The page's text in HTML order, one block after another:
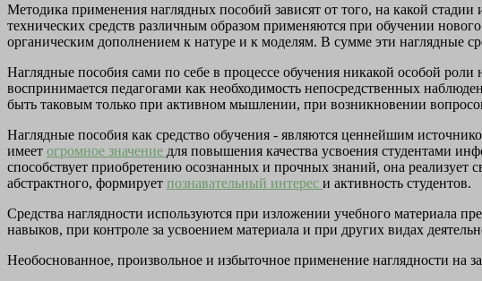
Методика применения наглядных пособий зависят от того, на какой
технических средств различным образом применяются при обучении
органическим дополнением к натуре и к моделям. В сумме эти наглядные
Наглядные пособия сами по себе в процессе обучения никакой особой
воспринимается педагогами как необходимость непосредственных
быть таковым только при активном мышлении, при возникновении
Наглядные пособия как средство обучения - являются ценнейшим
имеет огромное значение для повышения качества усвоения студентами
способствует приобретению осознанных и прочных знаний, она реализует
абстрактного, формирует познавательный интерес и активность студентов.
Средства наглядности используются при изложении учебного материала
навыков, при контроле за усвоением материала и при других видах
Необоснованное, произвольное и избыточное применение наглядности на